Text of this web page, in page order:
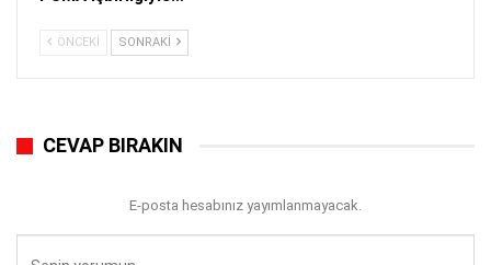
ÖNCEKI SONRAKI
CEVAP BIRAKIN
E-posta hesabınız yayımlanmayacak.